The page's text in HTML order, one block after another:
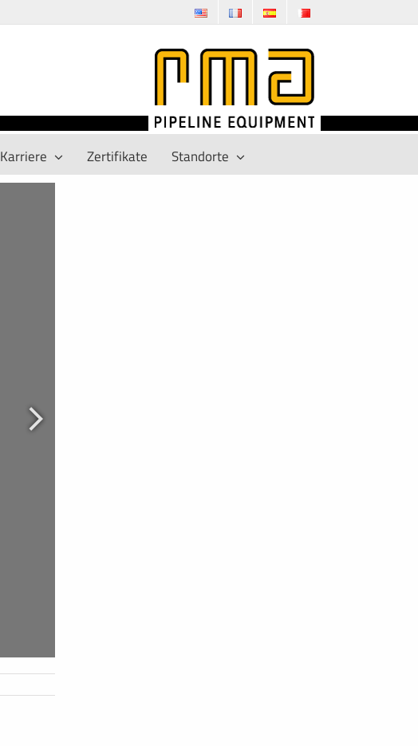
Karriere Zertifikate Standorte